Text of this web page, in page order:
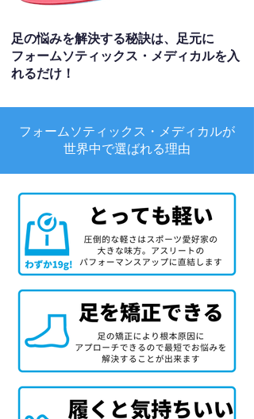
足の悩みを解決する秘訣は、足元に
フォームソティックス・メディカルを入
れるだけ！
フォームソティックス・メディカルが
世界中で選ばれる理由